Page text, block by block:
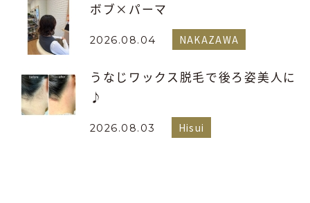
ボブ×パーマ
2026.08.04 NAKAZAWA
うなじワックス脱毛で後ろ姿美人に
♪
2026.08.03 Hisui